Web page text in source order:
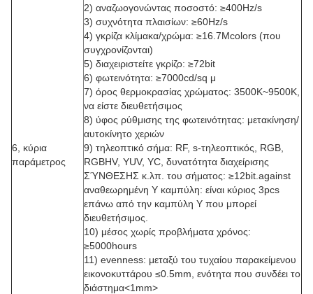
6, κύρια
παράμετρος
2) αναζωογονώντας ποσοστό: ≥400Hz/s
3) συχνότητα πλαισίων: ≥60Hz/s
4) γκρίζα κλίμακα/χρώμα: ≥16.7Mcolors (που
συγχρονίζονται)
5) διαχειριστείτε γκρίζο: ≥72bit
6) φωτεινότητα: ≥7000cd/sq μ
7) όρος θερμοκρασίας χρώματος: 3500K~9500K,
να είστε διευθετήσιμος
8) ύφος ρύθμισης της φωτεινότητας: μετακίνηση/
αυτοκίνητο χεριών
9) τηλεοπτικό σήμα: RF, s-τηλεοπτικός, RGB,
RGBHV, YUV, YC, δυνατότητα διαχείρισης
ΣΎΝΘΕΣΗΣ κ.λπ. του σήματος: ≥12bit.against
αναθεωρημένη Υ καμπύλη: είναι κύριος 3pcs
επάνω από την καμπύλη Υ που μπορεί
διευθετήσιμος.
10) μέσος χωρίς προβλήματα χρόνος:
≥5000hours
11) evenness: μεταξύ του τυχαίου παρακείμενου
εικονοκυττάρου ≤0.5mm, ενότητα που συνδέει το
διάστημα<1mm>